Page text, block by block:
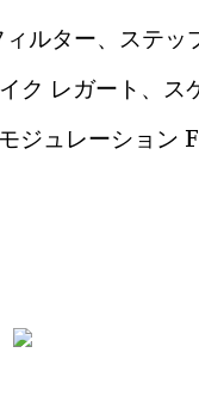
ルター、ステ
ク レガート、ス
ジュレーション